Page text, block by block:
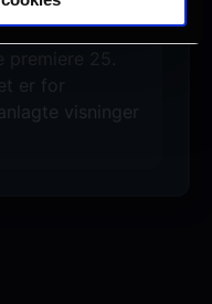
er for
visninger